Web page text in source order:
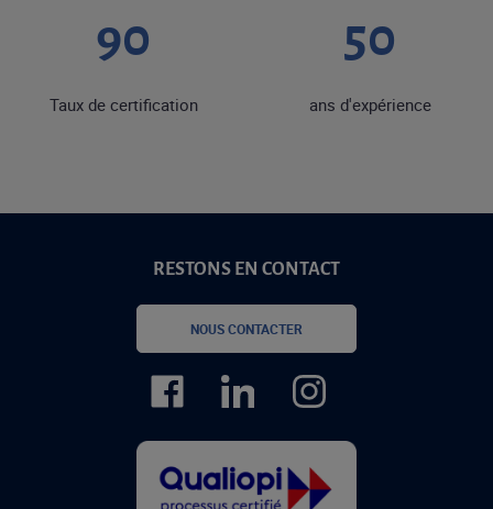
90
Taux de certification
50
ans d'expérience
RESTONS EN CONTACT
NOUS CONTACTER